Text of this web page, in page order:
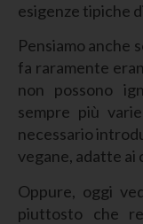
esigenze tipiche
Pensiamo anche
fa raramente
non possono
sempre più
necessario
vegane, adatte ai
Oppure, oggi
piuttosto che